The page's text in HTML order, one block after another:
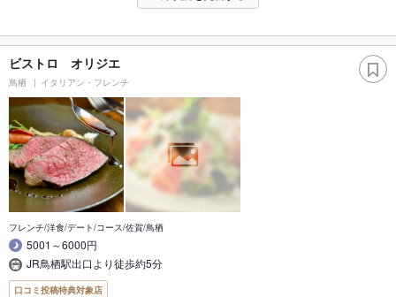
ビストロ オリジエ
鳥栖 イタリアン・フレンチ
フレンチ/洋食/デート/コース/佐賀/鳥栖
5001～6000円
JR鳥栖駅出口より徒歩約5分
口コミ投稿特典対象店